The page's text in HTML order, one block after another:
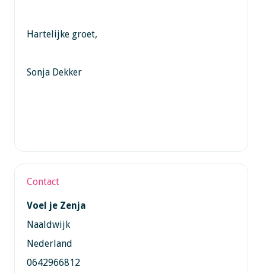
Hartelijke groet,
Sonja Dekker
Contact
Voel je Zenja
Naaldwijk
Nederland
0642966812